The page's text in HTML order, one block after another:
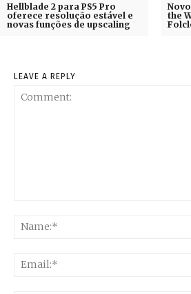
Hellblade 2 para PS5 Pro
oferece resolução estável e
novas funções de upscaling
the
LEAVE A REPLY